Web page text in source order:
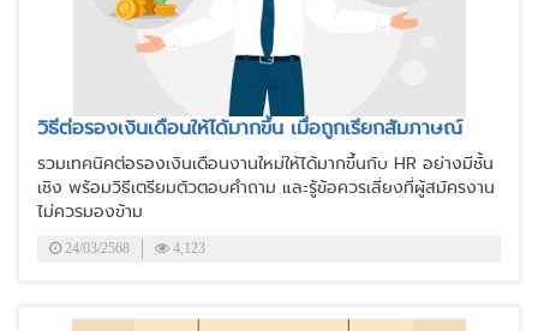
วิธีต่อรองเงินเดือนให้ได้มากขึ้น เมื่อถูกเรียกสัมภาษณ์
รวมเทคนิคต่อรองเงินเดือนงานใหม่ให้ได้มากขึ้นกับ HR อย่างมีชั้น
เชิง พร้อมวิธีเตรียมตัวตอบคำถาม และรู้ข้อควรเลี่ยงที่ผู้สมัครงาน
ไม่ควรมองข้าม
24/03/2568 4,123